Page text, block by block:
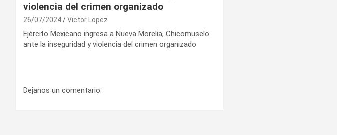
violencia del crimen organizado
26/07/2024 Victor Lopez
Ejército Mexicano ingresa a Nueva Morelia, Chicomuselo
ante la inseguridad y violencia del crimen organizado
Dejanos un comentario: